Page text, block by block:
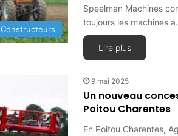
Constructeurs
Speelman Machines
toujours les machines
Lire plus
9 mai 2025
Un nouveau
Poitou Charentes
En Poitou Charentes,